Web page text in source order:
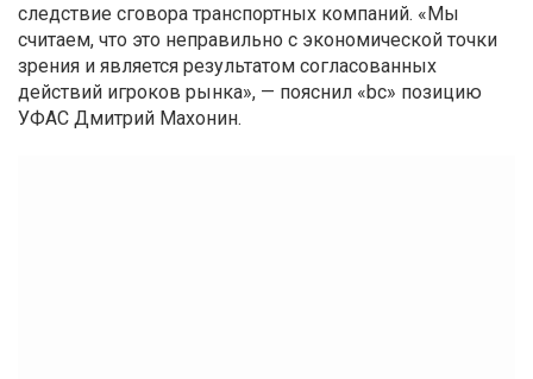
следствие сговора транспортных компаний. «Мы
считаем, что это неправильно с экономической точки
зрения и является результатом согласованных
действий игроков рынка», — пояснил «bc» позицию
УФАС Дмитрий Махонин.